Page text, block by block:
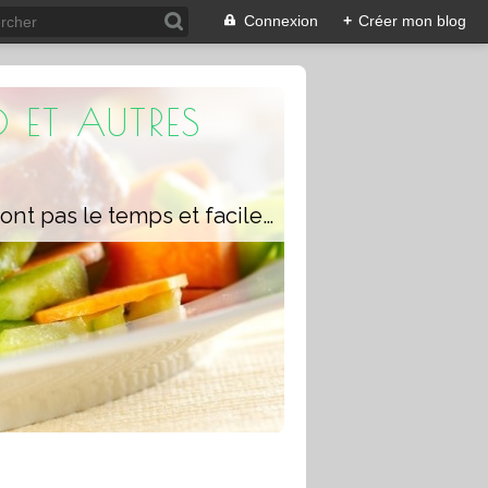
Connexion + Créer mon blog
ET AUTRES
Un blog composé de recettes rapides à réaliser pour les personnes qui n'ont pas le temps et faciles pour pouvoir se régaler ou régaler toute la famille avec ou sans robot